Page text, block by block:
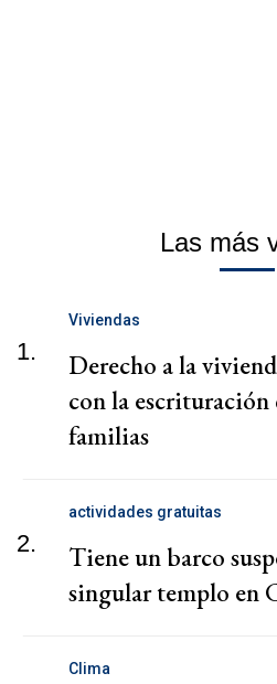
Las más
1.
Viviendas
Derecho a la
con la escrituración
familias
2.
actividades gratuitas
Tiene un barco
singular templo en
Clima